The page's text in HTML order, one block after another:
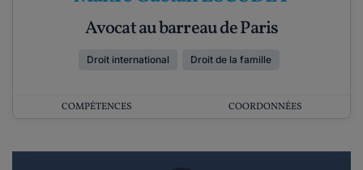
Avocat au barreau de Paris
Droit international Droit de la famille
COMPÉTENCES COORDONNÉES